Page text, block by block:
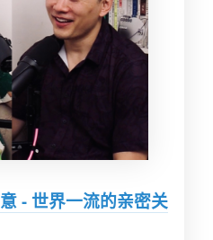
- 世界一流的亲密关